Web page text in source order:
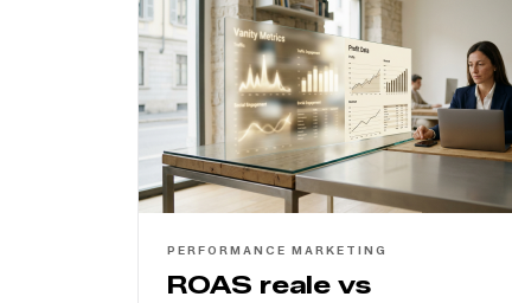
PERFORMANCE MARKETING
ROAS reale vs